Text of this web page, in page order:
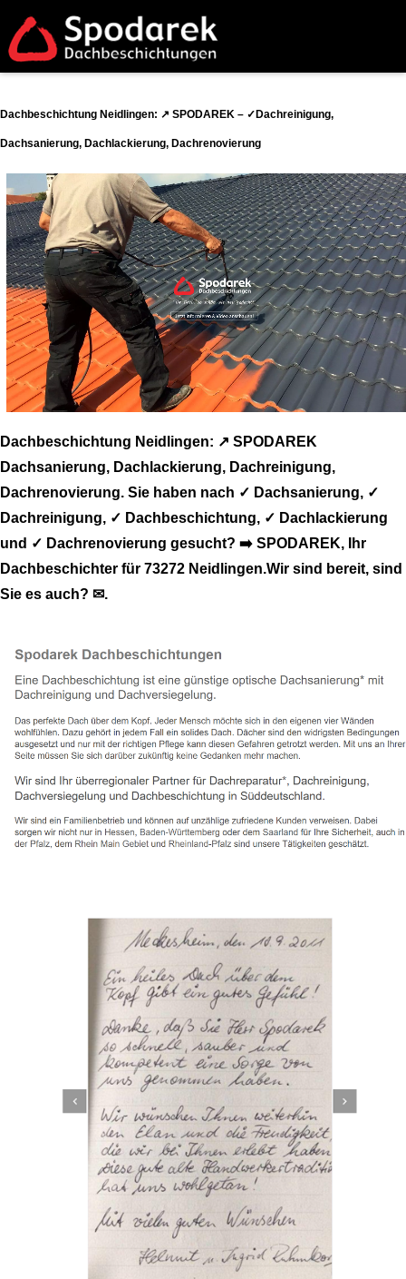
Dachbeschichtung Neidlingen: ↗️ SPODAREK – ✓Dachreinigung,
Dachsanierung, Dachlackierung, Dachrenovierung
Dachbeschichtung Neidlingen: ↗️ SPODAREK
Dachsanierung, Dachlackierung, Dachreinigung,
Dachrenovierung. Sie haben nach ✓ Dachsanierung, ✓
Dachreinigung, ✓ Dachbeschichtung, ✓ Dachlackierung
und ✓ Dachrenovierung gesucht? ➡️ SPODAREK, Ihr
Dachbeschichter für 73272 Neidlingen.Wir sind bereit, sind
Sie es auch? ✉.